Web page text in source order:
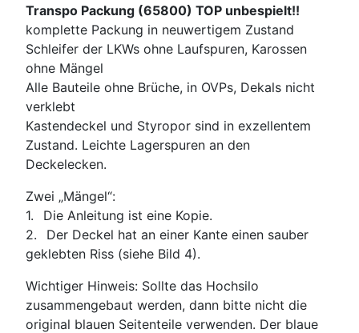
Transpo Packung (65800) TOP unbespielt!!
komplette Packung in neuwertigem Zustand
Schleifer der LKWs ohne Laufspuren, Karossen
ohne Mängel
Alle Bauteile ohne Brüche, in OVPs, Dekals nicht
verklebt
Kastendeckel und Styropor sind in exzellentem
Zustand. Leichte Lagerspuren an den
Deckelecken.
Zwei „Mängel“:
1.
Die Anleitung ist eine Kopie.
2.
Der Deckel hat an einer Kante einen sauber
geklebten Riss (siehe Bild 4).
Wichtiger Hinweis: Sollte das Hochsilo
zusammengebaut werden, dann bitte nicht die
original blauen Seitenteile verwenden. Der blaue